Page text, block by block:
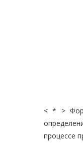
< * >
процессе